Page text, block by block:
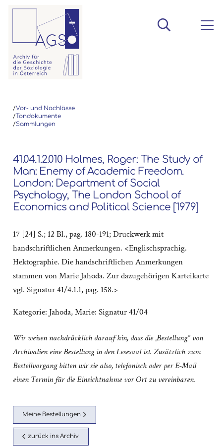
/Vor- und Nachlässe
/Tondokumente
/Sammlungen
41.04.1.2.010 Holmes, Roger: The Study of
Man: Enemy of Academic Freedom.
London: Department of Social
Psychology, The London School of
Economics and Political Science [1979]
17 [24] S.; 12 Bl., pag. 180-191; Druckwerk mit
handschriftlichen Anmerkungen. <Englischsprachig.
Hektographie. Die handschriftlichen Anmerkungen
stammen von Marie Jahoda. Zur dazugehörigen Karteikarte
vgl. Signatur 41/4.1.1, pag. 158.>
Kategorie: Jahoda, Marie: Signatur 41/04
Wir weisen nachdrücklich darauf hin, dass die „Bestellung“ von
Archivalien eine Bestellung in den Lesesaal ist. Zusätzlich zum
Bestellvorgang bitten wir sie also, telefonisch oder per E-Mail
einen Termin für die Einsichtnahme vor Ort zu vereinbaren.
Meine Bestellungen
zurück ins Archiv